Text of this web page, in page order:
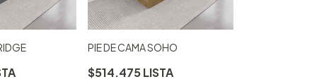
PIE DE CAMA SOHO
$514.475